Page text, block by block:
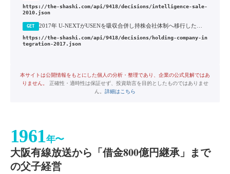
https://the-shashi.com/api/9418/decisions/intelligence-sale-
2010.json
GET
https://the-shashi.com/api/9418/decisions/holding-company-in
tegration-2017.json
本サイトは公開情報をもとにした個人の分析・整理であり、企業の公式見解ではあ
りません。
正確性・適時性は保証せず、投資助言を目的としたものではありませ
ん。 詳細はこちら
1961年〜
大阪有線放送から「借金800億円継承」まで
の父子経営